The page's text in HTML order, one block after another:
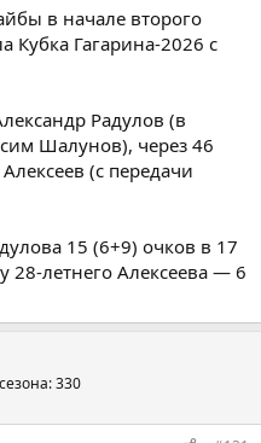
в начале второго
Кубка Гагарина-2026 с
Радулов (в
Шалунов), через 46
(с передачи
15 (6+9) очков в 17
28-летнего Алексеева — 6
330